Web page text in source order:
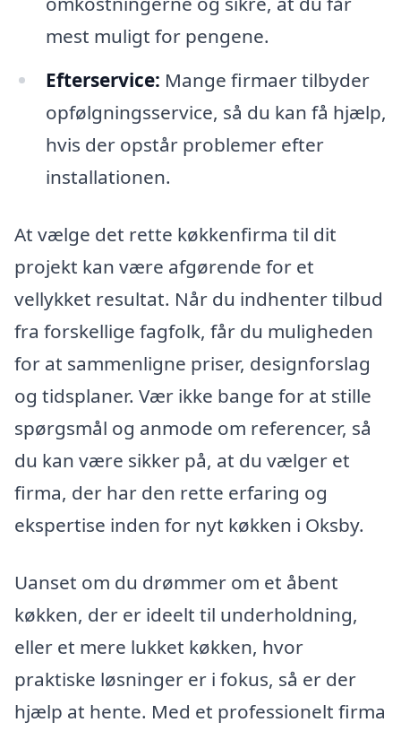
mest muligt for pengene.
Efterservice: Mange firmaer tilbyder
opfølgningsservice, så du kan få hjælp,
hvis der opstår problemer efter
installationen.
At vælge det rette køkkenfirma til dit
projekt kan være afgørende for et
vellykket resultat. Når du indhenter tilbud
fra forskellige fagfolk, får du muligheden
for at sammenligne priser, designforslag
og tidsplaner. Vær ikke bange for at stille
spørgsmål og anmode om referencer, så
du kan være sikker på, at du vælger et
firma, der har den rette erfaring og
ekspertise inden for nyt køkken i Oksby.
Uanset om du drømmer om et åbent
køkken, der er ideelt til underholdning,
eller et mere lukket køkken, hvor
praktiske løsninger er i fokus, så er der
hjælp at hente. Med et professionelt firma